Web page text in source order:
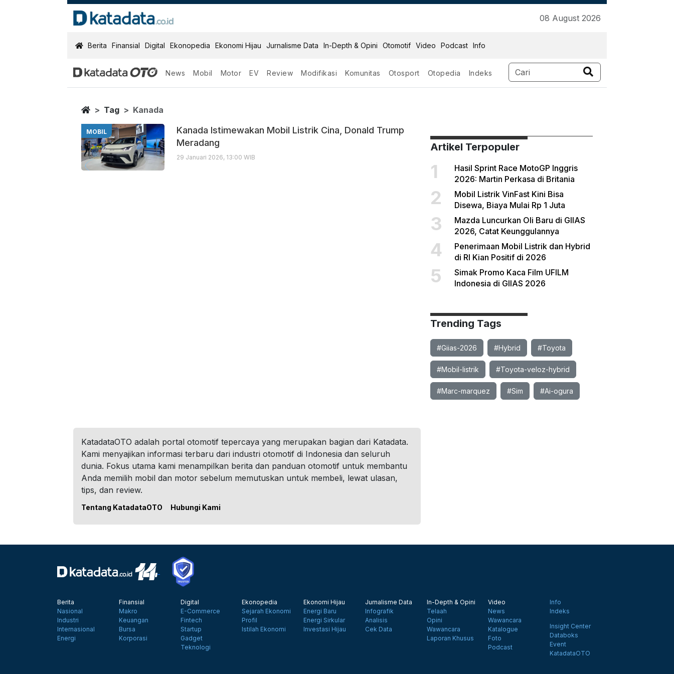
08 August 2026
KatadataOTO
Berita Finansial Digital Ekonopedia Ekonomi Hijau Jurnalisme Data In-Depth & Opini Otomotif Video Podcast Info
News Mobil Motor EV Review Modifikasi Komunitas Otosport Otopedia Indeks
Kanada
Berita Terbaru
Home
Tag Kanada
MOBIL
Kanada Istimewakan Mobil Listrik Cina, Donald Trump
Meradang
29 Januari 2026, 13:00 WIB
Artikel Terpopuler
1
Hasil Sprint Race MotoGP Inggris
2026: Martin Perkasa di Britania
2
Mobil Listrik VinFast Kini Bisa
Disewa, Biaya Mulai Rp 1 Juta
3
Mazda Luncurkan Oli Baru di GIIAS
2026, Catat Keunggulannya
4
Penerimaan Mobil Listrik dan Hybrid
di RI Kian Positif di 2026
5
Simak Promo Kaca Film UFILM
Indonesia di GIIAS 2026
Trending Tags
#Giias-2026 #Hybrid #Toyota
#Mobil-listrik #Toyota-veloz-hybrid
#Marc-marquez #Sim #Ai-ogura
KatadataOTO adalah portal otomotif tepercaya yang merupakan bagian dari Katadata.
Kami menyajikan informasi terbaru dari industri otomotif di Indonesia dan seluruh
dunia. Fokus utama kami menampilkan berita dan panduan otomotif untuk membantu
Anda memilih mobil dan motor sebelum memutuskan untuk membeli, lewat ulasan,
tips, dan review.
Tentang KatadataOTO Hubungi Kami
Berita
Nasional
Industri
Internasional
Energi
Finansial
Makro
Keuangan
Bursa
Korporasi
Digital
E-Commerce
Fintech
Startup
Gadget
Teknologi
Ekonopedia
Sejarah Ekonomi
Profil
Istilah Ekonomi
Ekonomi Hijau
Energi Baru
Energi Sirkular
Investasi Hijau
Jurnalisme Data
Infografik
Analisis
Cek Data
In-Depth & Opini
Telaah
Opini
Wawancara
Laporan Khusus
Video
News
Wawancara
Katalogue
Foto
Podcast
Info
Indeks
Insight Center
Databoks
Event
KatadataOTO